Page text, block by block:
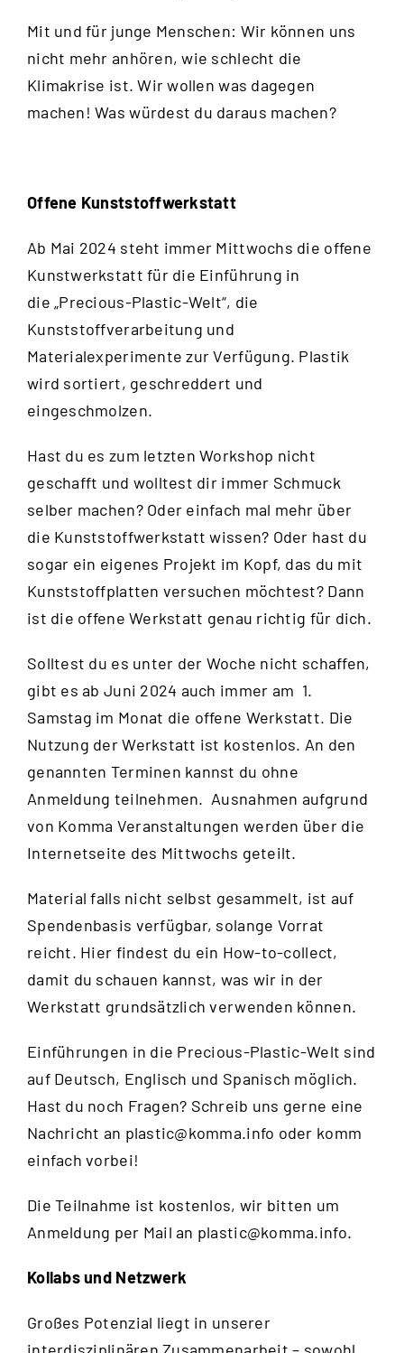
Mit und für junge Menschen: Wir können uns
nicht mehr anhören, wie schlecht die
Klimakrise ist. Wir wollen was dagegen
machen! Was würdest du daraus machen?
Offene Kunststoffwerkstatt
Ab Mai 2024 steht immer Mittwochs die offene
Kunstwerkstatt für die Einführung in
die „Precious-Plastic-Welt“, die
Kunststoffverarbeitung und
Materialexperimente zur Verfügung. Plastik
wird sortiert, geschreddert und
eingeschmolzen.
Hast du es zum letzten Workshop nicht
geschafft und wolltest dir immer Schmuck
selber machen? Oder einfach mal mehr über
die Kunststoffwerkstatt wissen? Oder hast du
sogar ein eigenes Projekt im Kopf, das du mit
Kunststoffplatten versuchen möchtest? Dann
ist die offene Werkstatt genau richtig für dich.
Solltest du es unter der Woche nicht schaffen,
gibt es ab Juni 2024 auch immer am 1.
Samstag im Monat die offene Werkstatt. Die
Nutzung der Werkstatt ist kostenlos. An den
genannten Terminen kannst du ohne
Anmeldung teilnehmen. Ausnahmen aufgrund
von Komma Veranstaltungen werden über die
Internetseite des Mittwochs geteilt.
Material falls nicht selbst gesammelt, ist auf
Spendenbasis verfügbar, solange Vorrat
reicht. Hier findest du ein How-to-collect,
damit du schauen kannst, was wir in der
Werkstatt grundsätzlich verwenden können.
Einführungen in die Precious-Plastic-Welt sind
auf Deutsch, Englisch und Spanisch möglich.
Hast du noch Fragen? Schreib uns gerne eine
Nachricht an plastic@komma.info oder komm
einfach vorbei!
Die Teilnahme ist kostenlos, wir bitten um
Anmeldung per Mail an plastic@komma.info.
Kollabs und Netzwerk
Großes Potenzial liegt in unserer